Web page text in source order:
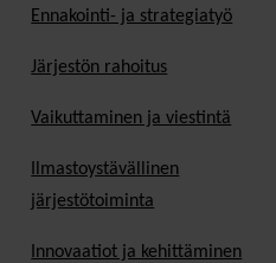
Ennakointi- ja strategiatyö
Järjestön rahoitus
Vaikuttaminen ja viestintä
Ilmastoystävällinen
järjestötoiminta
Innovaatiot ja kehittäminen